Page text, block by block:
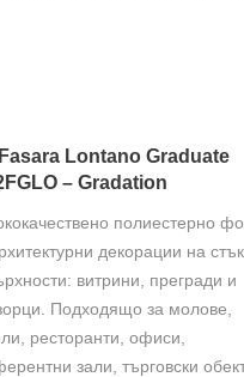
Lontano Graduate
– Gradation
полиестерно
декорации на
витрини, прегради и
Подходящо за молове,
ресторанти, офиси,
зали, търговски